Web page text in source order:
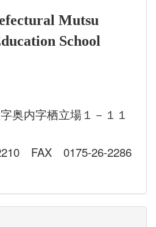
Mutsu
School
奥内字栖立場１－１１
FAX 0175-26-2286